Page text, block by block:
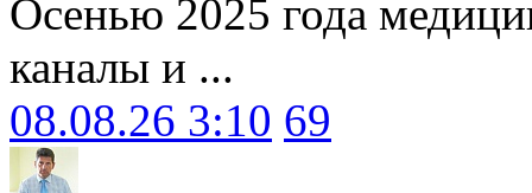
Осенью 2025 года
каналы и ...
08.08.26 3:10 69